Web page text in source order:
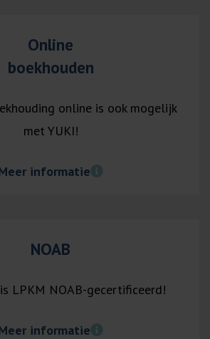
Online
boekhouden
online is ook mogelijk
met YUKI!
informatie
NOAB
LPKM NOAB-gecertificeerd!
informatie